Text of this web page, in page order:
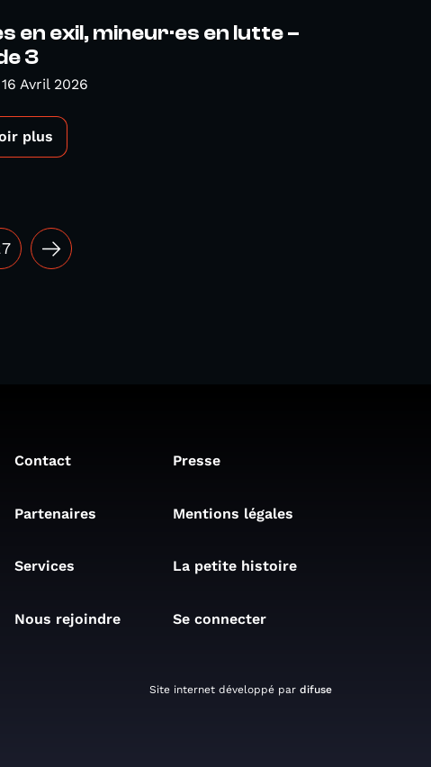
en exil, mineur·es en lutte –
3
Avril 2026
plus
Contact Presse
Partenaires Mentions légales
Services La petite histoire
Nous rejoindre Se connecter
Site internet développé par difuse